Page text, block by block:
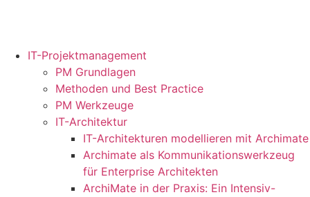
IT-Projektmanagement
PM Grundlagen
Methoden und Best Practice
PM Werkzeuge
IT-Architektur
IT-Architekturen modellieren mit Archimate
Archimate als Kommunikationswerkzeug
für Enterprise Architekten
ArchiMate in der Praxis: Ein Intensiv-